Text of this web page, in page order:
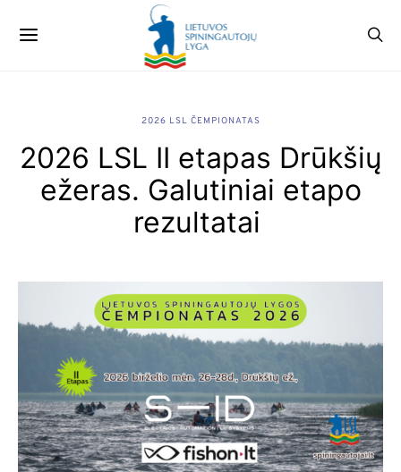
2026 LSL ČEMPIONATAS
2026 LSL II etapas Drūkšių
ežeras. Galutiniai etapo
rezultatai